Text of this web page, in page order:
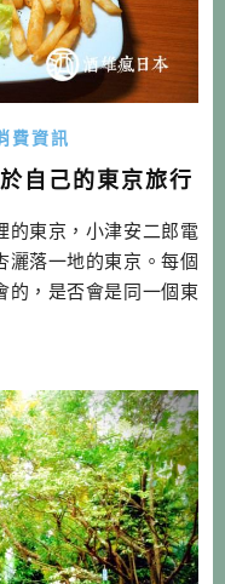
費資訊
自己的東京旅行
的東京，小津安二郎電
灑落一地的東京。每個
的，是否會是同一個東
這樣的感覺。 先不論
東京街頭攤開地圖與指